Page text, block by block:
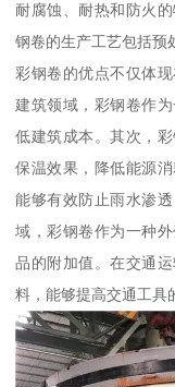
耐腐蚀、耐热和防火
钢卷的生产工艺包括预
彩钢卷的优点不仅体
建筑领域，彩钢卷作
低建筑成本。其次，
保温效果，降低能源
能够有效防止雨水渗
域，彩钢卷作为一种
品的附加值。在交通
料，能够提高交通工具